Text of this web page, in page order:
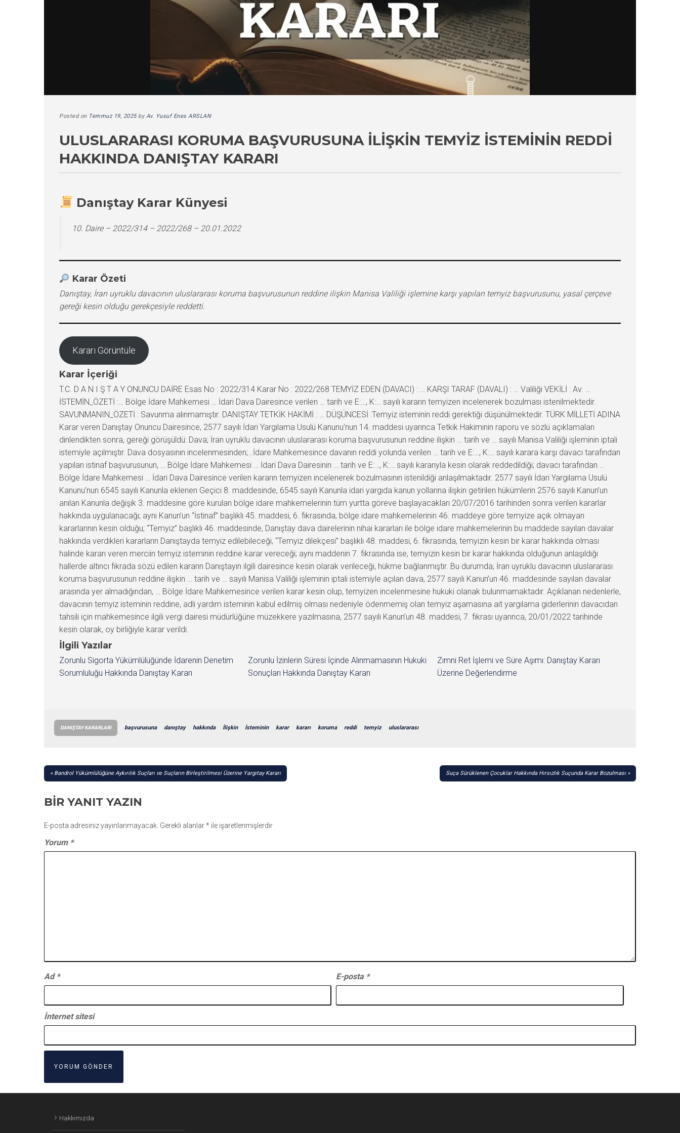
Posted on Temmuz 19, 2025byAv. Yusuf Enes ARSLAN
ULUSLARARASI KORUMA BAŞVURUSUNA İLIŞKIN TEMYIZ İSTEMININ REDDI
HAKKINDA DANIŞTAY KARARI
Danıştay Karar Künyesi
10. Daire – 2022/314 – 2022/268 – 20.01.2022
Karar Özeti
Danıştay, İran uyruklu davacının uluslararası koruma başvurusunun reddine ilişkin Manisa Valiliği işlemine karşı yapılan temyiz başvurusunu, yasal çerçeve
gereği kesin olduğu gerekçesiyle reddetti.
Kararı Görüntüle
Karar İçeriği
T.C. D A N I Ş T A Y ONUNCU DAİRE Esas No : 2022/314 Karar No : 2022/268 TEMYİZ EDEN (DAVACI) : … KARŞI TARAF (DAVALI) : … Valiliği VEKİLİ : Av. …
İSTEMİN_ÖZETİ :… Bölge İdare Mahkemesi … İdari Dava Dairesince verilen … tarih ve E:…, K:… sayılı kararın temyizen incelenerek bozulması istenilmektedir.
SAVUNMANIN_ÖZETİ : Savunma alınmamıştır. DANIŞTAY TETKİK HAKİMİ : … DÜŞÜNCESİ :Temyiz isteminin reddi gerektiği düşünülmektedir. TÜRK MİLLETİ ADINA
Karar veren Danıştay Onuncu Dairesince, 2577 sayılı İdari Yargılama Usulü Kanunu’nun 14. maddesi uyarınca Tetkik Hakiminin raporu ve sözlü açıklamaları
dinlendikten sonra, gereği görüşüldü: Dava; İran uyruklu davacının uluslararası koruma başvurusunun reddine ilişkin … tarih ve … sayılı Manisa Valiliği işleminin iptali
istemiyle açılmıştır. Dava dosyasının incelenmesinden;…İdare Mahkemesince davanın reddi yolunda verilen … tarih ve E:…, K:… sayılı karara karşı davacı tarafından
yapılan istinaf başvurusunun, … Bölge İdare Mahkemesi … İdari Dava Dairesinin … tarih ve E:…, K:… sayılı kararıyla kesin olarak reddedildiği; davacı tarafından …
Bölge İdare Mahkemesi … İdari Dava Dairesince verilen kararın temyizen incelenerek bozulmasının istenildiği anlaşılmaktadır. 2577 sayılı İdari Yargılama Usulü
Kanunu’nun 6545 sayılı Kanunla eklenen Geçici 8. maddesinde, 6545 sayılı Kanunla idari yargıda kanun yollarına ilişkin getirilen hükümlerin 2576 sayılı Kanun’un
anılan Kanunla değişik 3. maddesine göre kurulan bölge idare mahkemelerinin tüm yurtta göreve başlayacakları 20/07/2016 tarihinden sonra verilen kararlar
hakkında uygulanacağı; aynı Kanun’un “İstinaf” başlıklı 45. maddesi, 6. fıkrasında, bölge idare mahkemelerinin 46. maddeye göre temyize açık olmayan
kararlarının kesin olduğu; “Temyiz” başlıklı 46. maddesinde, Danıştay dava dairelerinin nihai kararları ile bölge idare mahkemelerinin bu maddede sayılan davalar
hakkında verdikleri kararların Danıştayda temyiz edilebileceği, “Temyiz dilekçesi” başlıklı 48. maddesi, 6. fıkrasında, temyizin kesin bir karar hakkında olması
halinde kararı veren merciin temyiz isteminin reddine karar vereceği; aynı maddenin 7. fıkrasında ise, temyizin kesin bir karar hakkında olduğunun anlaşıldığı
hallerde altıncı fıkrada sözü edilen kararın Danıştayın ilgili dairesince kesin olarak verileceği, hükme bağlanmıştır. Bu durumda; İran uyruklu davacının uluslararası
koruma başvurusunun reddine ilişkin … tarih ve … sayılı Manisa Valiliği işleminin iptali istemiyle açılan dava, 2577 sayılı Kanun’un 46. maddesinde sayılan davalar
arasında yer almadığından, … Bölge İdare Mahkemesince verilen karar kesin olup, temyizen incelenmesine hukuki olanak bulunmamaktadır. Açıklanan nedenlerle,
davacının temyiz isteminin reddine, adli yardım isteminin kabul edilmiş olması nedeniyle ödenmemiş olan temyiz aşamasına ait yargılama giderlerinin davacıdan
tahsili için mahkemesince ilgili vergi dairesi müdürlüğüne müzekkere yazılmasına, 2577 sayılı Kanun’un 48. maddesi, 7. fıkrası uyarınca, 20/01/2022 tarihinde
kesin olarak, oy birliğiyle karar verildi.
İlgili Yazılar
Zorunlu Sigorta Yükümlülüğünde İdarenin Denetim
Sorumluluğu Hakkında Danıştay Kararı
Zorunlu İzinlerin Süresi İçinde Alınmamasının Hukuki
Sonuçları Hakkında Danıştay Kararı
Zımni Ret İşlemi ve Süre Aşımı: Danıştay Kararı
Üzerine Değerlendirme
DANIŞTAY KARARLARI başvurusuna danıştay hakkında İlişkin İsteminin karar kararı koruma reddi temyiz uluslararası
YAZI
Bandrol Yükümlülüğüne Aykırılık Suçları ve Suçların Birleştirilmesi Üzerine Yargıtay Kararı Suça Sürüklenen Çocuklar Hakkında Hırsızlık Suçunda Karar Bozulması
BIR YANIT YAZIN
E-posta adresiniz yayınlanmayacak. Gerekli alanlar* ile işaretlenmişlerdir
Yorum *
Ad * E-posta *
İnternet sitesi
Hakkımızda